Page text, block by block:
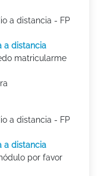
a distancia - FP
a distancia
matricularme
a distancia - FP
a distancia
por favor